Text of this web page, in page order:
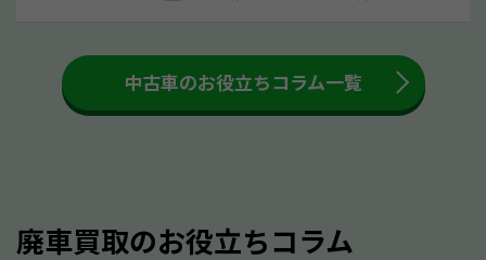
付金をお客様に返還しない業者もあります。廃車査定
をする際には、自動車税の還付金の返還があるかどう
かを確認するようにしてください。栃木県のソコカラ
中古車のお役立ちコラム一覧
廃車買取のお役立ちコラム